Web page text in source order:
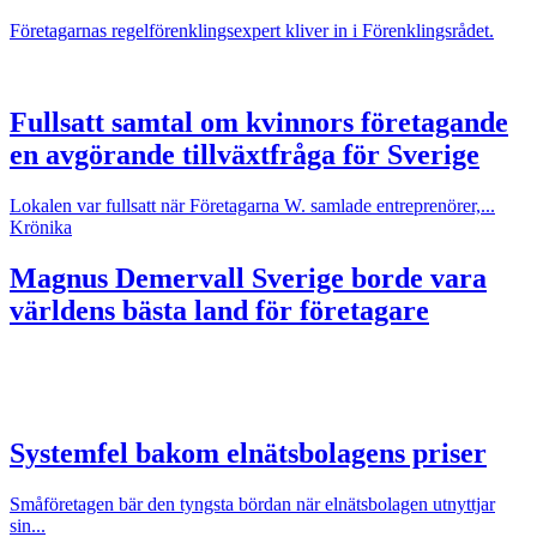
Företagarnas regelförenklingsexpert kliver in i Förenklingsrådet.
Fullsatt samtal om kvinnors företagande
en avgörande tillväxtfråga för Sverige
Lokalen var fullsatt när Företagarna W. samlade entreprenörer,...
Krönika
Magnus Demervall Sverige borde vara
världens bästa land för företagare
Systemfel bakom elnätsbolagens priser
Småföretagen bär den tyngsta bördan när elnätsbolagen utnyttjar
sin...